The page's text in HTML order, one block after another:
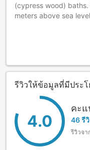
(cypress wood)
meters above sea
yukata (cotton
overnight. We highly
of these cheerful
รีวิวให้ข้อมูลที่มีประ
4.0
คะแ
46 รี
รีวิวจา